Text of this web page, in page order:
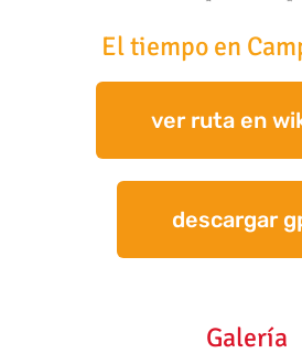
El tiempo en
ver ruta en
descargar
Galería